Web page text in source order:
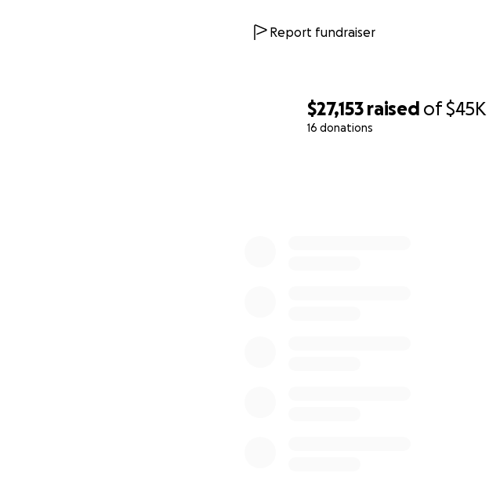
$27,153 raised of$45K
16 donations
Report fundraiser